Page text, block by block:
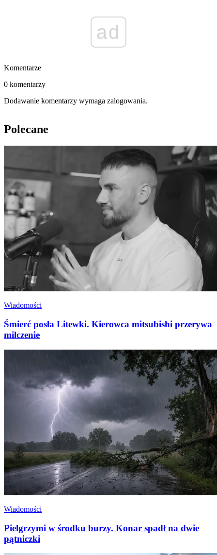
ad
Komentarze
0 komentarzy
Dodawanie komentarzy wymaga zalogowania.
Polecane
Wiadomości
Śmierć posła Litewki. Kierowca mitsubishi przerywa
milczenie
Wiadomości
Pielgrzymi w środku burzy. Konar spadł na dwie
pątniczki